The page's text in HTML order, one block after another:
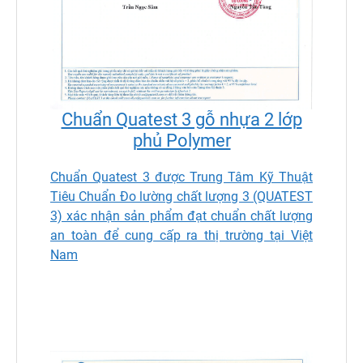
Chuẩn Quatest 3 gỗ nhựa 2 lớp
phủ Polymer
Chuẩn Quatest 3 được Trung Tâm Kỹ Thuật
Tiêu Chuẩn Đo lường chất lượng 3 (QUATEST
3) xác nhận sản phẩm đạt chuẩn chất lượng
an toàn để cung cấp ra thị trường tại Việt
Nam